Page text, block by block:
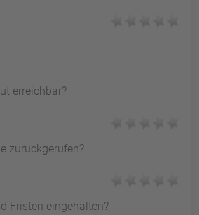
erreichbar?
zurückgerufen?
Fristen eingehalten?